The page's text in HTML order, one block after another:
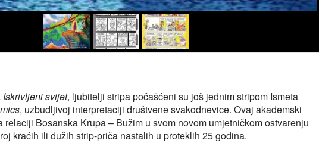
Iskrivljeni svijet, ljubitelji stripa počašćeni su još jednim stripom Ismeta
, uzbudljivoj interpretaciji društvene svakodnevice. Ovaj akademski
relaciji Bosanska Krupa – Bužim u svom novom umjetničkom ostvarenju
kraćih ili dužih strip-priča nastalih u proteklih 25 godina.